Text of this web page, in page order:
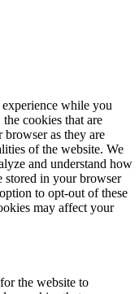
while you
cookies that are
browser as they are
of the website. We
and understand how
stored in your browser
to opt-out of these
may affect your
the website to